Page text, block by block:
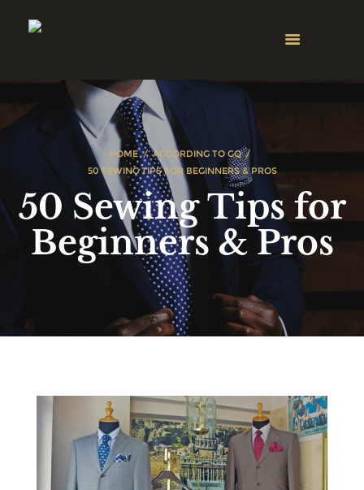
HOME
ACCORDING TO GQ
50 SEWING TIPS FOR BEGINNERS & PROS
50 Sewing Tips for
Beginners & Pros